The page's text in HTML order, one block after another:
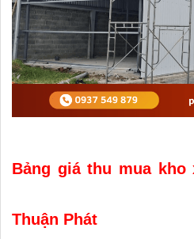
Bảng giá thu mua
Thuận Phát